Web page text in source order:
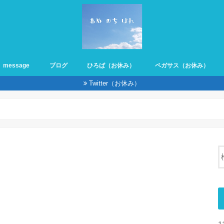
message ブログ ひろば（お休み） ペガサス（お休み）
Twitter（お休み）